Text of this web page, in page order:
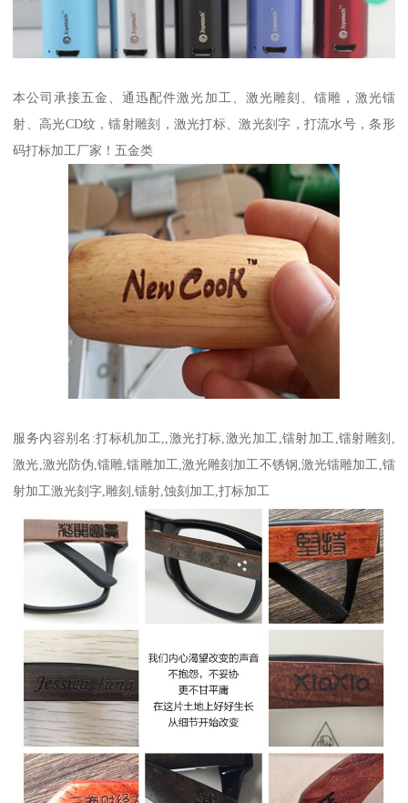
本公司承接五金、通迅配件激光加工、激光雕刻、镭雕，激光镭
射、高光CD纹，镭射雕刻，激光打标、激光刻字，打流水号，条形
码打标加工厂家！五金类
服务内容别名:打标机加工,,激光打标,激光加工,镭射加工,镭射雕刻,
激光,激光防伪,镭雕,镭雕加工,激光雕刻加工不锈钢,激光镭雕加工,镭
射加工激光刻字,雕刻,镭射,蚀刻加工,打标加工